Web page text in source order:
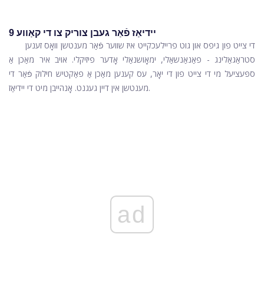
9 יידיאַז פֿאַר געבן צוריק צו די קאַווע
די צייט פון גיפס און גוט פריילעכקייט איז שווער פֿאַר מענטשן וואָס זענען
סטראַגאַלינג - פאַנאַנשאַלי, ימאָושנאַלי אָדער פיזיקלי. אויב איר מאַכן אַ
ספּעציעל מי די צייט פון די יאָר, עס קענען מאַכן אַ פאַקטיש חילוק פֿאַר די
מענטשן אין דיין געגנט. אָנהייבן מיט די יידיאַז.
ad